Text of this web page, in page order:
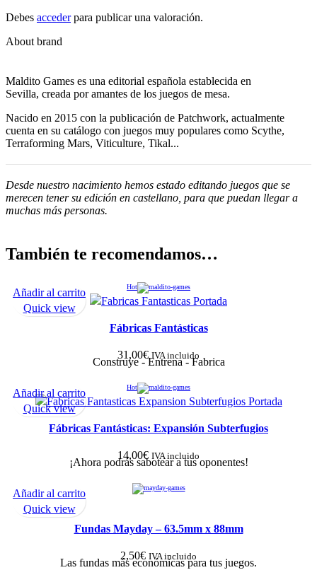
Debes accederpara publicar una valoración.
About brand
Maldito Games es una editorial española establecida en
Sevilla, creada por amantes de los juegos de mesa.
Nacido en 2015 con la publicación de Patchwork, actualmente
cuenta en su catálogo con juegos muy populares como Scythe,
Terraforming Mars, Viticulture, Tikal...
Desde nuestro nacimiento hemos estado editando juegos que se
merecen tener su edición en castellano, para que puedan llegar a
muchas más personas.
También te recomendamos…
Hot
Fábricas Fantásticas
31,00€ IVA incluido
Construye - Entrena - Fabrica
Añadir al carrito
Quick view
Hot
Fábricas Fantásticas: Expansión Subterfugios
14,00€ IVA incluido
¡Ahora podrás sabotear a tus oponentes!
Añadir al carrito
Quick view
Fundas Mayday – 63.5mm x 88mm
2,50€ IVA incluido
Las fundas más económicas para tus juegos.
Añadir al carrito
Quick view